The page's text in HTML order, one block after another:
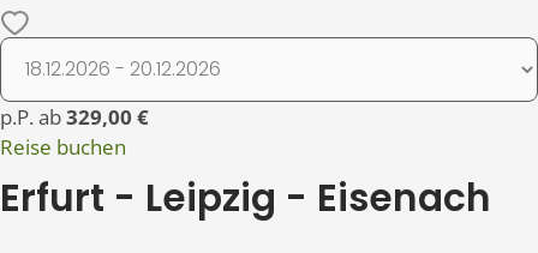
p.P. ab329,00 €
Reise buchen
Erfurt - Leipzig - Eisenach